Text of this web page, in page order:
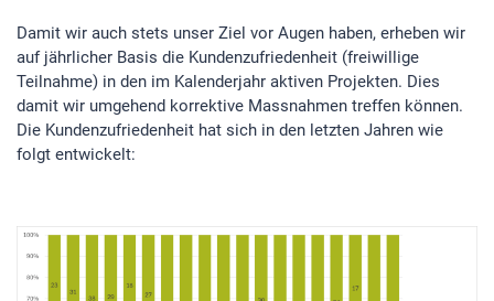
Damit wir auch stets unser Ziel vor Augen haben, erheben wir
auf jährlicher Basis die Kundenzufriedenheit (freiwillige
Teilnahme) in den im Kalenderjahr aktiven Projekten. Dies
damit wir umgehend korrektive Massnahmen treffen können.
Die Kundenzufriedenheit hat sich in den letzten Jahren wie
folgt entwickelt: